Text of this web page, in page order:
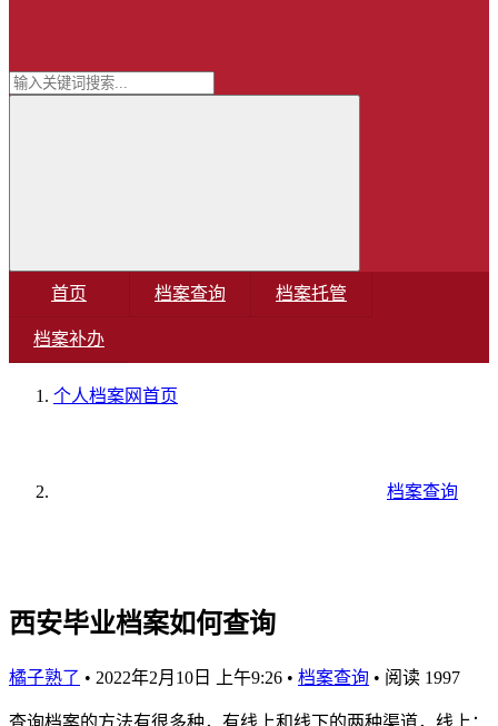
首页 档案查询 档案托管
档案补办
个人档案网首页
档案查询
西安毕业档案如何查询
橘子熟了 • 2022年2月10日 上午9:26 • 档案查询 • 阅读 1997
查询档案的方法有很多种，有线上和线下的两种渠道，线上：